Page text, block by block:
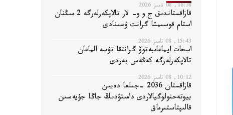
16:38, 08 تامىز 2026
قازاقستاندىق ج و و- لار تالاپكەرلەرگە 2 مىڭنان
استام قوسىمشا گرانت ۇسىنادى
15:43, 08 تامىز 2026
اسحات ايماعامبەتوۆ گرانتقا تۇسە الماعان
تالاپكەرلەرگە كەڭەس بەردى
10:12, 08 تامىز 2026
قازاقستان 2036 -جىلعا دەيىن
بيوتەحنولوگيالاردى دامىتۋدىڭ جاڭا جۇيەسىن
قالىپتاستىرماق